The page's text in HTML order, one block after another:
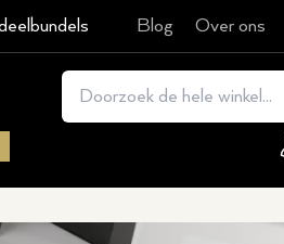
Blog Over ons